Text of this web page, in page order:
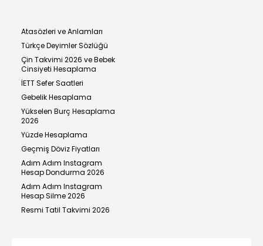
Atasözleri ve Anlamları
Türkçe Deyimler Sözlüğü
Çin Takvimi 2026 ve Bebek
Cinsiyeti Hesaplama
İETT Sefer Saatleri
Gebelik Hesaplama
Yükselen Burç Hesaplama
2026
Yüzde Hesaplama
Geçmiş Döviz Fiyatları
Adım Adım Instagram
Hesap Dondurma 2026
Adım Adım Instagram
Hesap Silme 2026
Resmi Tatil Takvimi 2026